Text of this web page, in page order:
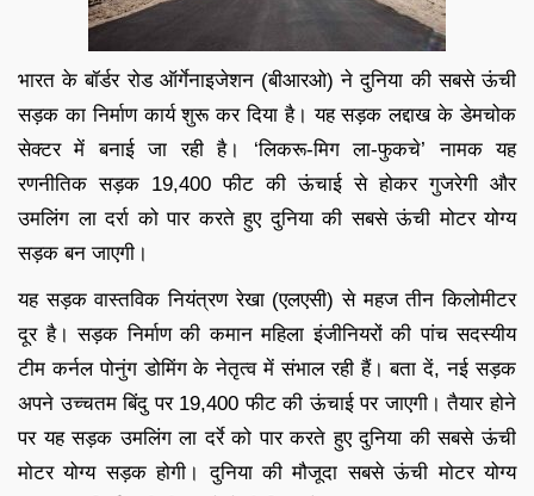
भारत के बॉर्डर रोड ऑर्गेनाइजेशन (बीआरओ) ने दुनिया की सबसे ऊंची
सड़क का निर्माण कार्य शुरू कर दिया है। यह सड़क लद्दाख के डेमचोक
सेक्टर में बनाई जा रही है। ‘लिकरू-मिग ला-फुकचे’ नामक यह
रणनीतिक सड़क 19,400 फीट की ऊंचाई से होकर गुजरेगी और
उमलिंग ला दर्रा को पार करते हुए दुनिया की सबसे ऊंची मोटर योग्य
सड़क बन जाएगी।
यह सड़क वास्तविक नियंत्रण रेखा (एलएसी) से महज तीन किलोमीटर
दूर है। सड़क निर्माण की कमान महिला इंजीनियरों की पांच सदस्यीय
टीम कर्नल पोनुंग डोमिंग के नेतृत्व में संभाल रही हैं। बता दें, नई सड़क
अपने उच्चतम बिंदु पर 19,400 फीट की ऊंचाई पर जाएगी। तैयार होने
पर यह सड़क उमलिंग ला दर्रे को पार करते हुए दुनिया की सबसे ऊंची
मोटर योग्य सड़क होगी। दुनिया की मौजूदा सबसे ऊंची मोटर योग्य